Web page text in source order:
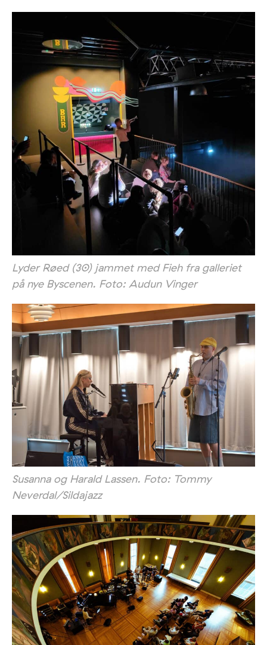
Lyder Røed (30) jammet med Fieh fra galleriet
på nye Byscenen. Foto: Audun Vinger
Susanna og Harald Lassen. Foto: Tommy
Neverdal/Sildajazz